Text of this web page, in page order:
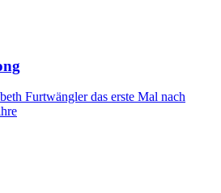
Furtwängler das erste Mal nach